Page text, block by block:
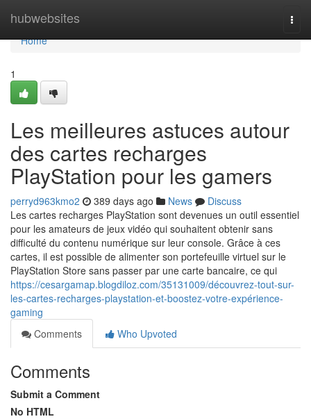
hubwebsites
Home
Home
1
Les meilleures astuces autour
des cartes recharges
PlayStation pour les gamers
perryd963kmo2 389 days ago News
Discuss
Les cartes recharges PlayStation sont devenues un outil essentiel
pour les amateurs de jeux vidéo qui souhaitent obtenir sans
difficulté du contenu numérique sur leur console. Grâce à ces
cartes, il est possible de alimenter son portefeuille virtuel sur le
PlayStation Store sans passer par une carte bancaire, ce qui
https://cesargamap.blogdiloz.com/35131009/découvrez-tout-sur-
les-cartes-recharges-playstation-et-boostez-votre-expérience-
gaming
Comments
Who Upvoted
Comments
Submit a Comment
No HTML